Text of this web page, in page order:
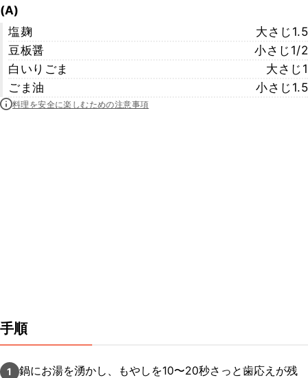
(A)
塩麹
大さじ1.5
豆板醤
小さじ1/2
白いりごま
大さじ1
ごま油
小さじ1.5
料理を安全に楽しむための注意事項
手順
1
鍋にお湯を湧かし、もやしを10〜20秒さっと歯応えが残